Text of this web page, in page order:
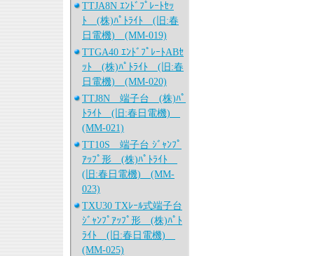
TTJA8N ｴﾝﾄﾞﾌﾟﾚｰﾄｾｯ
ﾄ (株)ﾊﾟﾄﾗｲﾄ (旧:春
日電機) (MM-019)
TTGA40 ｴﾝﾄﾞﾌﾟﾚｰﾄABｾ
ｯﾄ (株)ﾊﾟﾄﾗｲﾄ (旧:春
日電機) (MM-020)
TTJ8N 端子台 (株)ﾊﾟ
ﾄﾗｲﾄ (旧:春日電機)
(MM-021)
TT10S 端子台 ｼﾞｬﾝﾌﾟ
ｱｯﾌﾟ形 (株)ﾊﾟﾄﾗｲﾄ
(旧:春日電機) (MM-
023)
TXU30 TXﾚｰﾙ式端子台
ｼﾞｬﾝﾌﾟｱｯﾌﾟ形 (株)ﾊﾟﾄ
ﾗｲﾄ (旧:春日電機)
(MM-025)